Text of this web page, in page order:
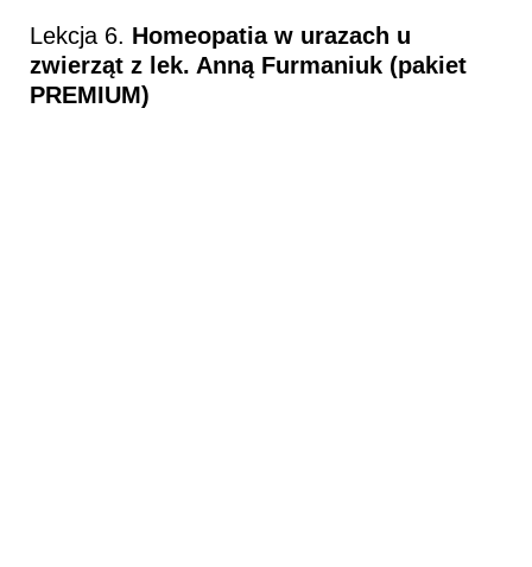
Lekcja 6. Homeopatia w urazach u
zwierząt z lek. Anną Furmaniuk (pakiet
PREMIUM)